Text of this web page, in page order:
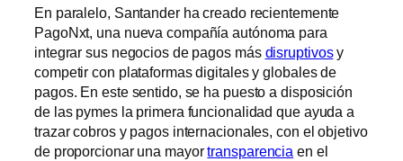
En paralelo, Santander ha creado recientemente
PagoNxt, una nueva compañía autónoma para
integrar sus negocios de pagos más disruptivosy
competir con plataformas digitales y globales de
pagos. En este sentido, se ha puesto a disposición
de las pymes la primera funcionalidad que ayuda a
trazar cobros y pagos internacionales, con el objetivo
de proporcionar una mayortransparencia en el